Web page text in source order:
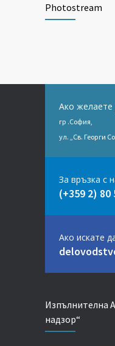
Photostream
Ако желаете
гр .София,
ул. „Св. Георги
За връзка с
(+359 2) 80
Ако искате
Изпълнителна
надзор“